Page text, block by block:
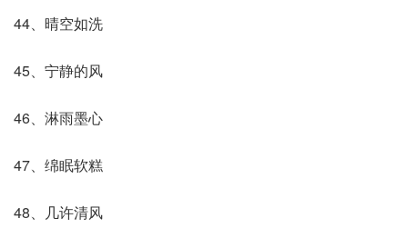
44、晴空如洗
45、宁静的风
46、淋雨墨心
47、绵眠软糕
48、几许清风